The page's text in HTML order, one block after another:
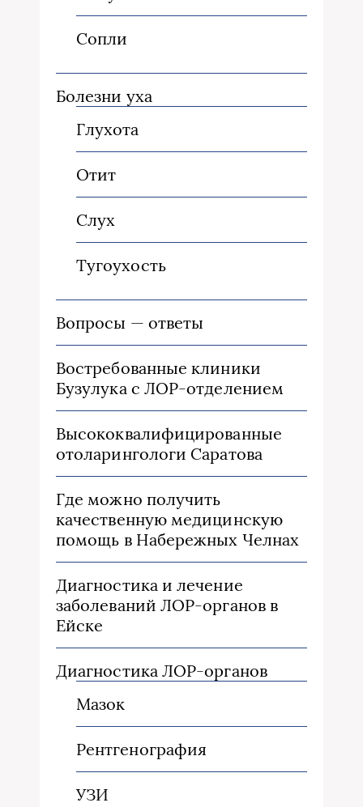
Сопли
Болезни уха
Глухота
Отит
Слух
Тугоухость
Вопросы — ответы
Востребованные клиники
Бузулука с ЛОР-отделением
Высококвалифицированные
отоларингологи Саратова
Где можно получить
качественную медицинскую
помощь в Набережных Челнах
Диагностика и лечение
заболеваний ЛОР-органов в
Ейске
Диагностика ЛОР-органов
Мазок
Рентгенография
УЗИ